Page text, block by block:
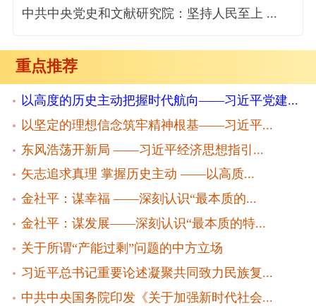
中共中央党史和文献研究院：坚持人民至上 ...
重点推荐
以高度的历史主动把握时代航向——习近平党建...
以坚定的理想信念筑牢精神根基——习近平...
东风浩荡开新局 ——习近平经济思想指引...
矢志追求真理 掌握历史主动 ——以高质...
金社平：谋幸福 ——深刻认识“最本质的...
金社平：谋发展——深刻认识“最本质的特...
关于所谓“产能过剩”问题的中方立场
习近平总书记重要论述凝聚共同致力民族复...
中共中央国务院印发《关于加强新时代社会...